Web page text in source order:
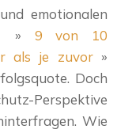
emotionalen
» 9 von 10
als je zuvor»
Doch
Perspektive
Wie